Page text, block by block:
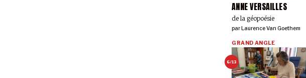
ANNE VERSAILLES
de la géopoésie
par Laurence Van Goethem
6/13
GRAND ANGLE